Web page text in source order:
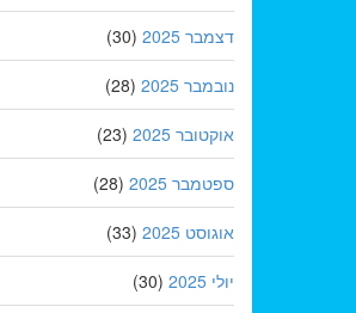
דצמבר 2025 (30)
נובמבר 2025 (28)
אוקטובר 2025 (23)
ספטמבר 2025 (28)
אוגוסט 2025 (33)
יולי 2025 (30)